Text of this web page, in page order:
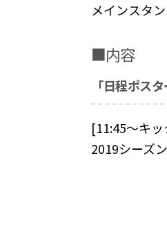
メインスタ
■内容
「日程ポス
[11:45～キ
2019シーズ